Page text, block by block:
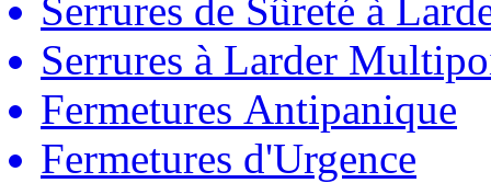
Serrures de Sûreté à
Serrures à Larder
Fermetures Antipanique
Fermetures d'Urgence